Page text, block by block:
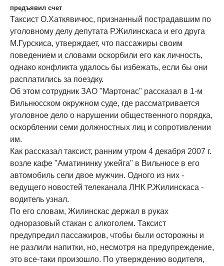
предъявил счет
Таксист О.Хаткявичюс, признанный пострадавшим по
уголовному делу депутата Р.Жилинскаса и его друга
М.Гурскиса, утверждает, что пассажиры своим
поведением и словами оскорбили его как личность,
однако конфликта удалось бы избежать, если бы они
расплатились за поездку.
Об этом сотрудник ЗАО "Мартонас" рассказал в 1-м
Вильнюсском окружном суде, где рассматривается
уголовное дело о нарушении общественного порядка,
оскорблении семи должностных лиц и сопротивлении
им.
Как рассказал таксист, ранним утром 4 декабря 2007 г.
возле кафе "Аматининку ужейга" в Вильнюсе в его
автомобиль сели двое мужчин. Одного из них -
ведущего новостей телеканала ЛНК Р.Жилинскаса -
водитель узнал.
По его словам, Жилинскас держал в руках
одноразовый стакан с алкоголем. Таксист
предупредил пассажиров, чтобы были осторожны и
не разлили напитки, но, несмотря на предупреждение,
это все-таки произошло. По утверждению водителя,